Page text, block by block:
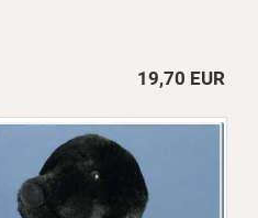
19,70 EUR